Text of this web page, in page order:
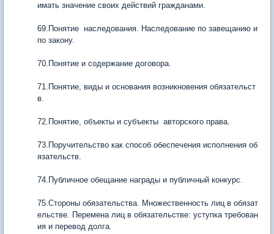
имать значение своих действий гражданами.
69.Понятие наследования. Наследование по завещанию и
по закону.
70.Понятие и содержание договора.
71.Понятие, виды и основания возникновения обязательст
в.
72.Понятие, объекты и субъекты авторского права.
73.Поручительство как способ обеспечения исполнения об
язательств.
74.Публичное обещание награды и публичный конкурс.
75.Стороны обязательства. Множественность лиц в обязат
ельстве. Перемена лиц в обязательстве: уступка требован
ия и перевод долга.